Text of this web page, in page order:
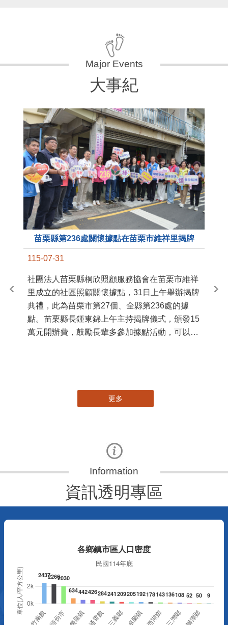
大事紀
苗栗縣第236處關懷據點在苗栗市維祥里揭牌
115-07-31
社團法人苗栗縣桐欣照顧服務協會在苗栗市維祥
里成立的社區照顧關懷據點，31日上午舉辦揭牌
典禮，此為苗栗市第27個、全縣第236處的據
點。苗栗縣長鍾東錦上午主持揭牌儀式，頒發15
萬元開辦費，鼓勵長輩多參加據點活動，可以更
苗
更多
資訊透明專區